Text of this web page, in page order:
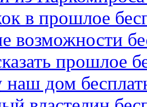
в прошлое
возможности
прошлое
наш дом